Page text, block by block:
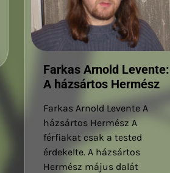
Farkas Arnold Levente:
A házsártos Hermész
Farkas Arnold Levente A
házsártos Hermész A
férfiakat csak a tested
érdekelte. A házsártos
Hermész május dalát